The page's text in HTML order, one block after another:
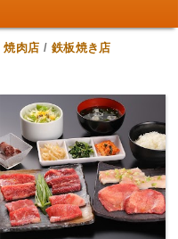
焼肉店 / 鉄板焼き店